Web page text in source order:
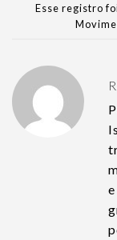
Esse registro